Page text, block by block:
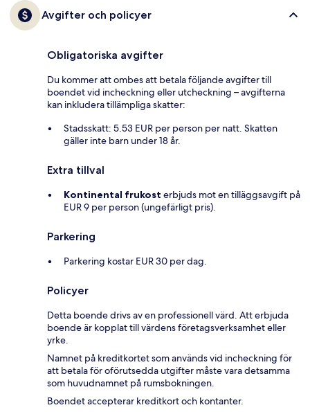
Avgifter och policyer
Obligatoriska avgifter
Du kommer att ombes att betala följande avgifter till
boendet vid incheckning eller utcheckning – avgifterna
kan inkludera tillämpliga skatter:
Stadsskatt: 5.53 EUR per person per natt. Skatten
gäller inte barn under 18 år.
Extra tillval
Kontinental frukost erbjuds mot en tilläggsavgift på
EUR 9 per person (ungefärligt pris).
Parkering
Parkering kostar EUR 30 per dag.
Policyer
Detta boende drivs av en professionell värd. Att erbjuda
boende är kopplat till värdens företagsverksamhet eller
yrke.
Namnet på kreditkortet som används vid incheckning för
att betala för oförutsedda utgifter måste vara detsamma
som huvudnamnet på rumsbokningen.
Boendet accepterar kreditkort och kontanter.